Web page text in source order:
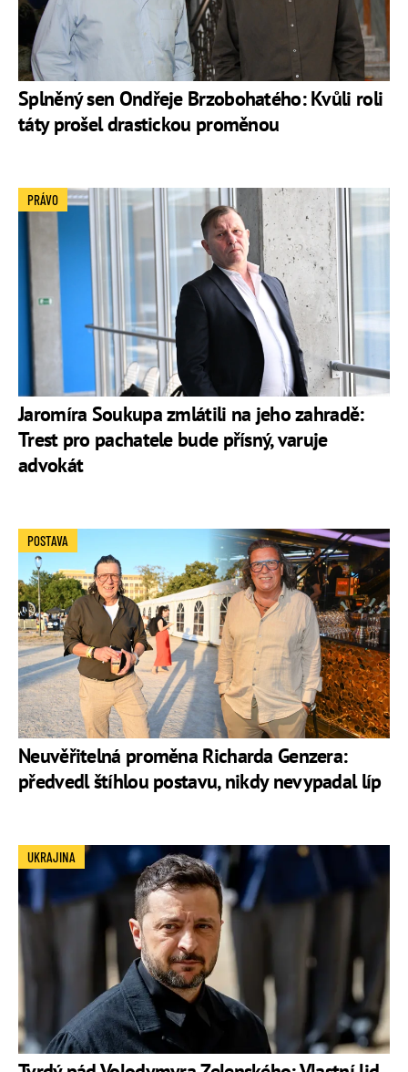
Splněný sen Ondřeje Brzobohatého: Kvůli roli
táty prošel drastickou proměnou
Jaromíra Soukupa zmlátili na jeho zahradě:
Trest pro pachatele bude přísný, varuje
advokát
PRÁVO
Neuvěřitelná proměna Richarda Genzera:
předvedl štíhlou postavu, nikdy nevypadal líp
POSTAVA
UKRAJINA